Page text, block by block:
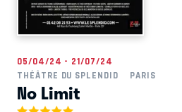
05/04/24 - 21/07/24
THÉÂTRE DU SPLENDID
PARIS
No Limit